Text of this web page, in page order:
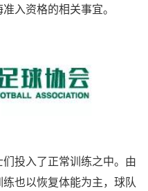
入资格的相关事宜。
投入了正常训练之中。由
也以恢复体能为主，球队